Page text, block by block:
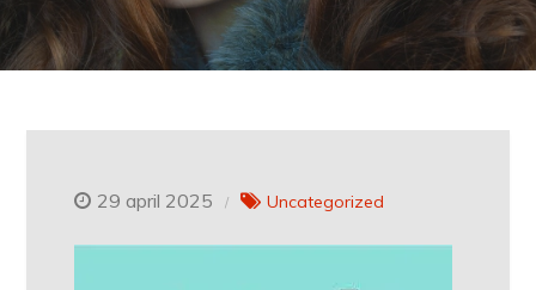
29 april 2025 Uncategorized